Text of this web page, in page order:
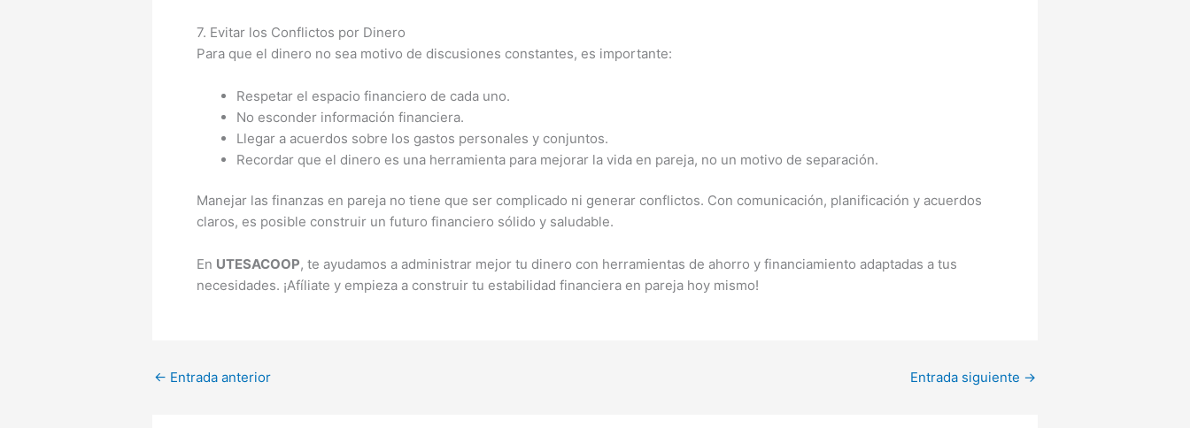
7. Evitar los Conflictos por Dinero
Para que el dinero no sea motivo de discusiones constantes, es importante:
Respetar el espacio financiero de cada uno.
No esconder información financiera.
Llegar a acuerdos sobre los gastos personales y conjuntos.
Recordar que el dinero es una herramienta para mejorar la vida en pareja, no un motivo de separación.
Manejar las finanzas en pareja no tiene que ser complicado ni generar conflictos. Con comunicación, planificación y acuerdos
claros, es posible construir un futuro financiero sólido y saludable.
En UTESACOOP, te ayudamos a administrar mejor tu dinero con herramientas de ahorro y financiamiento adaptadas a tus
necesidades. ¡Afíliate y empieza a construir tu estabilidad financiera en pareja hoy mismo!
← Entrada anterior Entrada siguiente →